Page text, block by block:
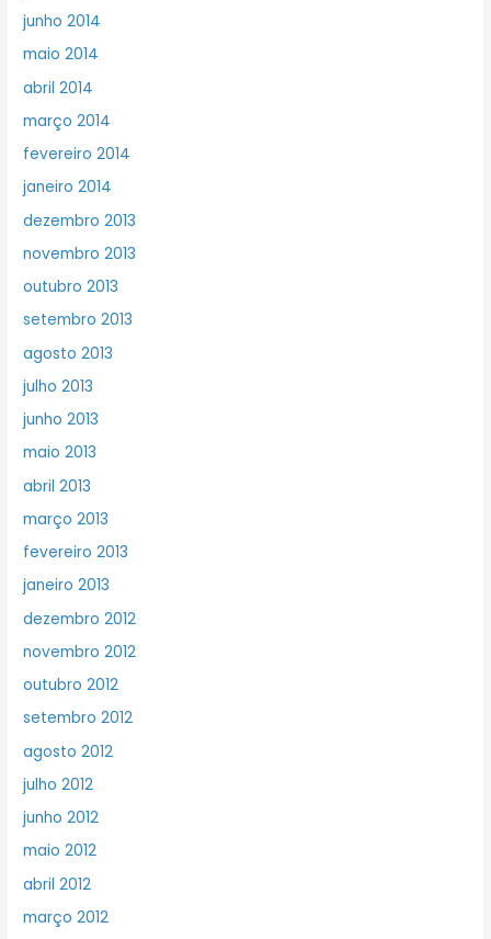
junho 2014
maio 2014
abril 2014
março 2014
fevereiro 2014
janeiro 2014
dezembro 2013
novembro 2013
outubro 2013
setembro 2013
agosto 2013
julho 2013
junho 2013
maio 2013
abril 2013
março 2013
fevereiro 2013
janeiro 2013
dezembro 2012
novembro 2012
outubro 2012
setembro 2012
agosto 2012
julho 2012
junho 2012
maio 2012
abril 2012
março 2012